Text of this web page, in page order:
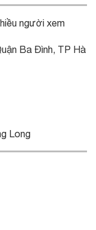
người xem
Ba Đình, TP Hà
Long